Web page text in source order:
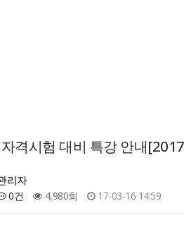
격시험 대비 특강 안내
리자
0건 4,980회 17-03-16 14:59